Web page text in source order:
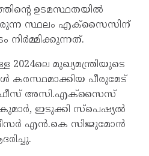
ഉടമസ്ഥതയിൽ
സ്ഥലം എക്‌സൈസിന്
നിർമ്മിക്കുന്നത്.
2024ലെ മുഖ്യമന്ത്രിയുടെ
പീരുമേട്
അസി.എക്‌സൈസ്
ഇടുക്കി സ്‌പെഷ്യൽ
എൻ.കെ സിജുമോൻ